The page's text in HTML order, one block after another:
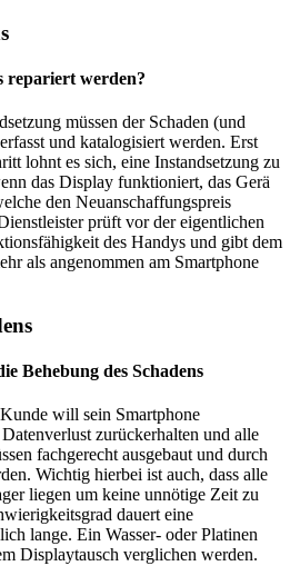
repariert werden?
müssen der Schaden (und
und katalogisiert werden. Erst
lohnt es sich, eine Instandsetzung zu
das Display funktioniert, das Gerä
den Neuanschaffungspreis
prüft vor der eigentlichen
des Handys und gibt dem
als angenommen am Smartphone
Behebung des Schadens
will sein Smartphone
zurückerhalten und alle
fachgerecht ausgebaut und durch
Wichtig hierbei ist auch, dass alle
liegen um keine unnötige Zeit zu
dauert eine
lange. Ein Wasser- oder Platinen
Displaytausch verglichen werden.